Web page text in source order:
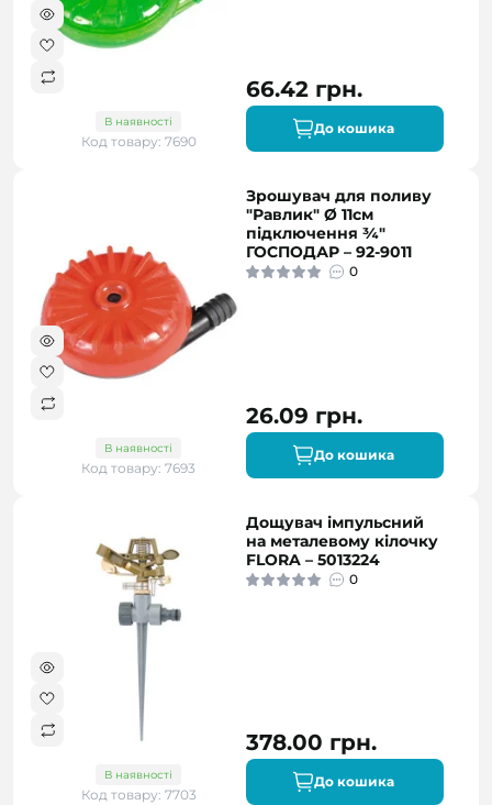
В наявності
Код товару: 7690
66.42 грн.
До кошика
В наявності
Код товару: 7693
Зрошувач для поливу
"Равлик" Ø 11см
підключення ¾"
ГОСПОДАР – 92-9011
0
26.09 грн.
До кошика
В наявності
Код товару: 7703
Дощувач імпульсний
на металевому кілочку
FLORA – 5013224
0
378.00 грн.
До кошика